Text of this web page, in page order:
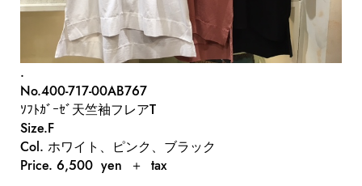
.
No.400-717-00AB767
ｿﾌﾄｶﾞｰｾﾞ天竺袖フレアT
Size.F
Col. ホワイト、ピンク、ブラック
Price. 6,500 yen ＋ tax